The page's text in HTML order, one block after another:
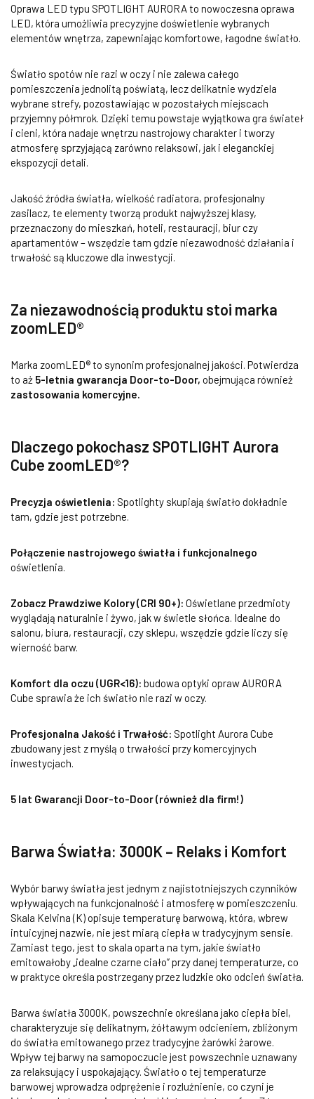
Oprawa LED typu SPOTLIGHT AURORA to nowoczesna oprawa
LED, która umożliwia precyzyjne doświetlenie wybranych
elementów wnętrza, zapewniając komfortowe, łagodne światło.
Światło spotów nie razi w oczy i nie zalewa całego
pomieszczenia jednolitą poświatą, lecz delikatnie wydziela
wybrane strefy, pozostawiając w pozostałych miejscach
przyjemny półmrok. Dzięki temu powstaje wyjątkowa gra świateł
i cieni, która nadaje wnętrzu nastrojowy charakter i tworzy
atmosferę sprzyjającą zarówno relaksowi, jak i eleganckiej
ekspozycji detali.
Jakość źródła światła, wielkość radiatora, profesjonalny
zasilacz, te elementy tworzą produkt najwyższej klasy,
przeznaczony do mieszkań, hoteli, restauracji, biur czy
apartamentów – wszędzie tam gdzie niezawodność działania i
trwałość są kluczowe dla inwestycji.
Za niezawodnością produktu stoi marka
zoomLED®
Marka zoomLED® to synonim profesjonalnej jakości. Potwierdza
to aż 5-letnia gwarancja Door-to-Door, obejmująca również
zastosowania komercyjne.
Dlaczego pokochasz SPOTLIGHT Aurora
Cube zoomLED®?
Precyzja oświetlenia: Spotlighty skupiają światło dokładnie
tam, gdzie jest potrzebne.
Połączenie nastrojowego światła i funkcjonalnego
oświetlenia.
Zobacz Prawdziwe Kolory (CRI 90+): Oświetlane przedmioty
wyglądają naturalnie i żywo, jak w świetle słońca. Idealne do
salonu, biura, restauracji, czy sklepu, wszędzie gdzie liczy się
wierność barw.
Komfort dla oczu (UGR<16): budowa optyki opraw AURORA
Cube sprawia że ich światło nie razi w oczy.
Profesjonalna Jakość i Trwałość: Spotlight Aurora Cube
zbudowany jest z myślą o trwałości przy komercyjnych
inwestycjach.
5 lat Gwarancji Door-to-Door (również dla firm!)
Barwa Światła: 3000K – Relaks i Komfort
Wybór barwy światła jest jednym z najistotniejszych czynników
wpływających na funkcjonalność i atmosferę w pomieszczeniu.
Skala Kelvina (K) opisuje temperaturę barwową, która, wbrew
intuicyjnej nazwie, nie jest miarą ciepła w tradycyjnym sensie.
Zamiast tego, jest to skala oparta na tym, jakie światło
emitowałoby „idealne czarne ciało” przy danej temperaturze, co
w praktyce określa postrzegany przez ludzkie oko odcień światła.
Barwa światła 3000K, powszechnie określana jako ciepła biel,
charakteryzuje się delikatnym, żółtawym odcieniem, zbliżonym
do światła emitowanego przez tradycyjne żarówki żarowe.
Wpływ tej barwy na samopoczucie jest powszechnie uznawany
za relaksujący i uspokajający. Światło o tej temperaturze
barwowej wprowadza odprężenie i rozluźnienie, co czyni je